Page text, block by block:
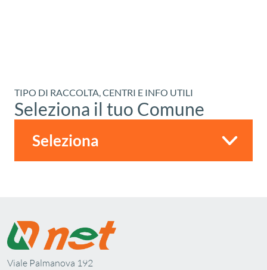
TIPO DI RACCOLTA, CENTRI E INFO UTILI
Seleziona il tuo Comune
Viale Palmanova 192